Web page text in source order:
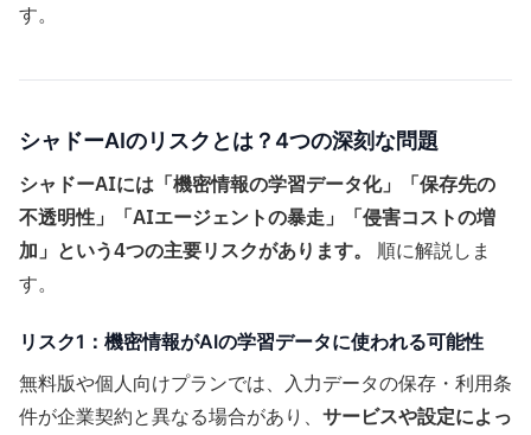
す。
シャドーAIのリスクとは？4つの深刻な問題
シャドーAIには「機密情報の学習データ化」「保存先の
不透明性」「AIエージェントの暴走」「侵害コストの増
加」という4つの主要リスクがあります。 順に解説しま
す。
リスク1：機密情報がAIの学習データに使われる可能性
無料版や個人向けプランでは、入力データの保存・利用条
件が企業契約と異なる場合があり、 サービスや設定によっ